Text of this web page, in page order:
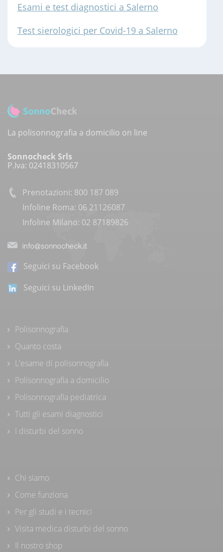
Esami e test diagnostici a Salerno
Test sierologici per Covid-19 a Salerno
La polisonnografia a domicilio on line
Sonnocheck Srls
P.Iva: 02418310567
Prenotazioni: 800 187 089
Infoline Roma: 06 21126087
Infoline Milano: 02 87189826
Seguici su Facebook
Seguici su LinkedIn
Polisonnografia
Quanto costa
L'esame di polisonnografia
Polisonnografia a domicilio
Polisonnografia pediatrica
Tutti gli esami diagnostici
I disturbi del sonno
Chi siamo
Come funziona
Per gli studi e i tecnici
Visita medica disturbi del sonno
Il nostro shop